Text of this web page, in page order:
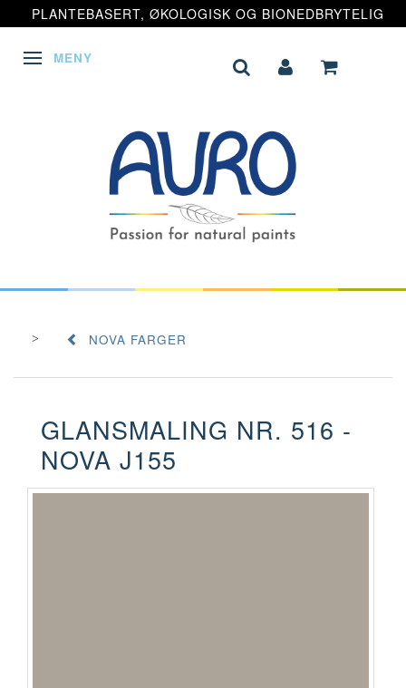
PLANTEBASERT, ØKOLOGISK OG BIONEDBRYTELIG
VEKSLE NAVIGASJON
MENY
NOVA FARGER
GLANSMALING NR. 516 -
NOVA J155